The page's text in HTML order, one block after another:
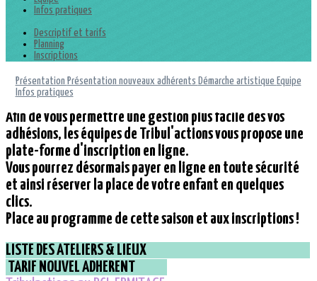
Infos pratiques
Descriptif et tarifs
Planning
Inscriptions
Présentation Présentation nouveaux adhérents Démarche artistique Equipe
Infos pratiques
Afin de vous permettre une gestion plus facile des vos
adhésions, les équipes de Tribul'actions vous propose une
plate-forme d'inscription en ligne.
Vous pourrez désormais payer en ligne en toute sécurité
et ainsi réserver la place de votre enfant en quelques
clics.
Place au programme de cette saison et aux inscriptions !
LISTE DES ATELIERS & LIEUX
TARIF NOUVEL ADHERENT